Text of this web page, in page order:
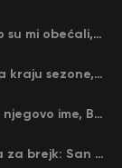
Zašto Rade Krunić ne igra za Srbiju? “Iako su mi obećali, niko me nije zvao…”
Kraj jedne ere – Gvardiola napušta Siti na kraju sezone, menja ga njegov nekadašnji rival
Nejmar ide na Mundijal: Anćeloti pročitao njegovo ime, Brazil u delirijumu (VIDEO)
Strašni Vembanjama “izudarao” šampiona za brejk: San Antonio poveo protiv Oklahome